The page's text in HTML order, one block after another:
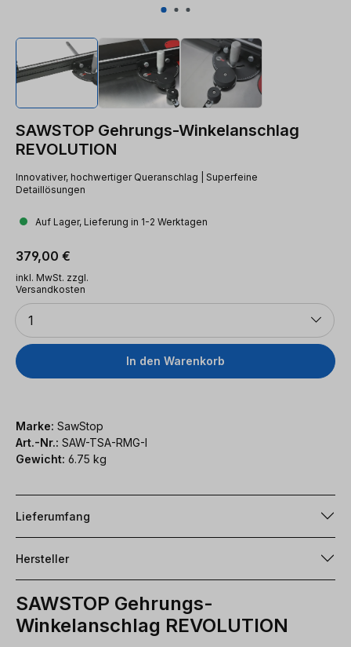
SAWSTOP Gehrungs-Winkelanschlag
REVOLUTION
Innovativer, hochwertiger Queranschlag | Superfeine
Detaillösungen
Auf Lager, Lieferung in 1-2 Werktagen
Regulärer Preis:
379,00 €
inkl. MwSt. zzgl.
Versandkosten
Anzahl
1
In den Warenkorb
Marke: SawStop
Art.-Nr.: SAW-TSA-RMG-I
Gewicht: 6.75 kg
Lieferumfang
Hersteller
SAWSTOP Gehrungs-
Winkelanschlag REVOLUTION